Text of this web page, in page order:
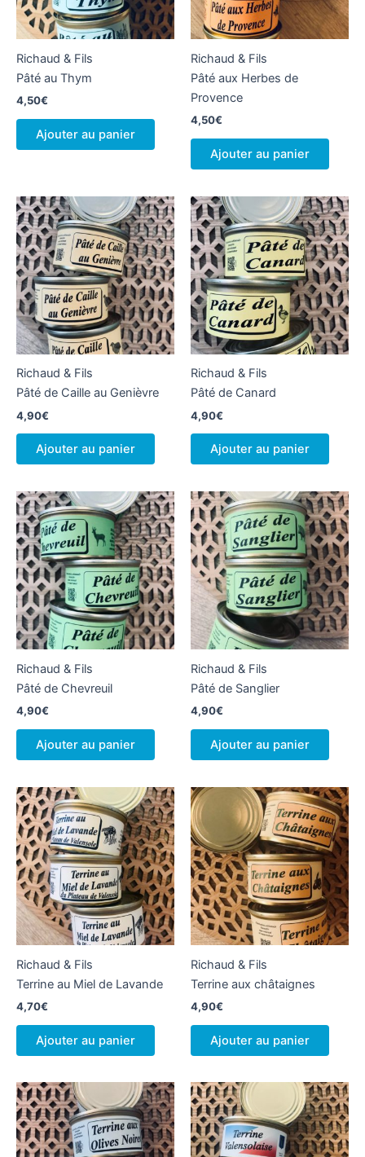
Richaud & Fils
Pâté au Thym
4,50€
Ajouter au panier
Richaud & Fils
Pâté aux Herbes de
Provence
4,50€
Ajouter au panier
Richaud & Fils
Pâté de Caille au Genièvre
4,90€
Ajouter au panier
Richaud & Fils
Pâté de Canard
4,90€
Ajouter au panier
Richaud & Fils
Pâté de Chevreuil
4,90€
Ajouter au panier
Richaud & Fils
Pâté de Sanglier
4,90€
Ajouter au panier
Richaud & Fils
Terrine au Miel de Lavande
4,70€
Ajouter au panier
Richaud & Fils
Terrine aux châtaignes
4,90€
Ajouter au panier